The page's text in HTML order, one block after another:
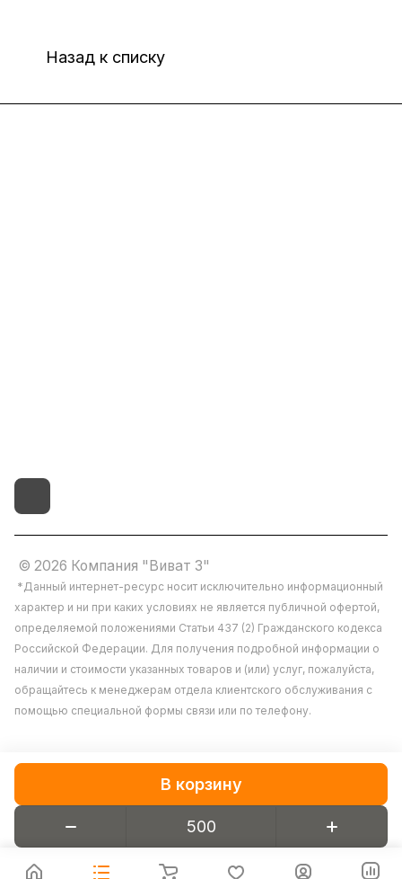
В корзину
Назад к списку
© 2026 Компания "Виват 3"
*Данный интернет-ресурс носит исключительно информационный
характер и ни при каких условиях не является публичной офертой,
определяемой положениями Статьи 437 (2) Гражданского кодекса
Российской Федерации. Для получения подробной информации о
наличии и стоимости указанных товаров и (или) услуг, пожалуйста,
обращайтесь к менеджерам отдела клиентского обслуживания с
помощью специальной формы связи или по телефону.
Конфиденциальность